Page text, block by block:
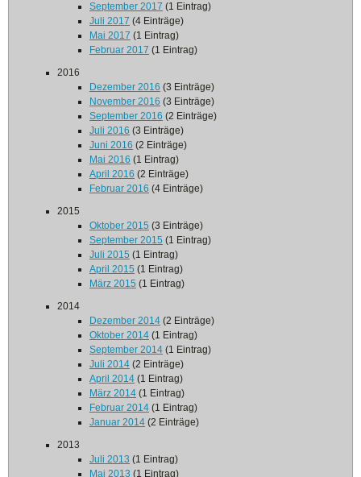
September 2017 (1 Eintrag)
Juli 2017 (4 Einträge)
Mai 2017 (1 Eintrag)
Februar 2017 (1 Eintrag)
2016
Dezember 2016 (3 Einträge)
November 2016 (3 Einträge)
September 2016 (2 Einträge)
Juli 2016 (3 Einträge)
Juni 2016 (2 Einträge)
Mai 2016 (1 Eintrag)
April 2016 (2 Einträge)
Februar 2016 (4 Einträge)
2015
Oktober 2015 (3 Einträge)
September 2015 (1 Eintrag)
Juli 2015 (1 Eintrag)
April 2015 (1 Eintrag)
März 2015 (1 Eintrag)
2014
Dezember 2014 (2 Einträge)
Oktober 2014 (1 Eintrag)
September 2014 (1 Eintrag)
Juli 2014 (2 Einträge)
April 2014 (1 Eintrag)
März 2014 (1 Eintrag)
Februar 2014 (1 Eintrag)
Januar 2014 (2 Einträge)
2013
Juli 2013 (1 Eintrag)
Mai 2013 (1 Eintrag)